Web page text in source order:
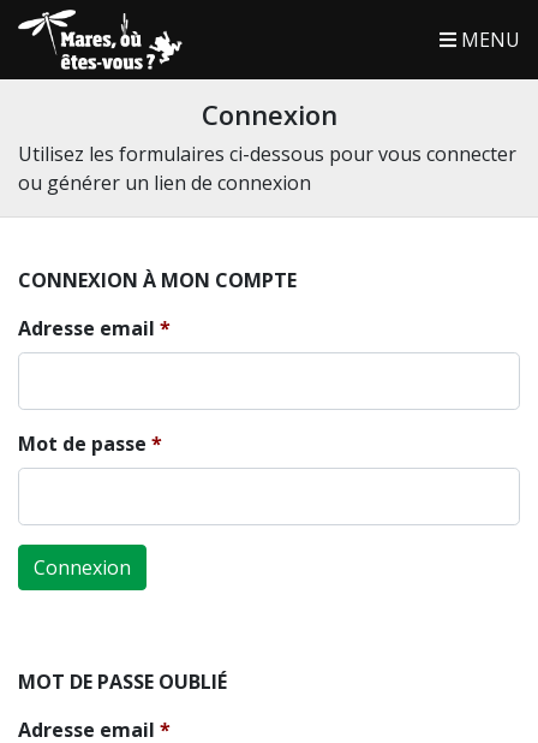
MENU
Connexion
Utilisez les formulaires ci-dessous pour vous connecter
ou générer un lien de connexion
CONNEXION À MON COMPTE
Adresse email
Mot de passe
Connexion
MOT DE PASSE OUBLIÉ
Adresse email